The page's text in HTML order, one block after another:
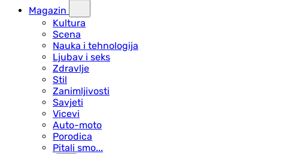
Magazin
Kultura
Scena
Nauka i tehnologija
Ljubav i seks
Zdravlje
Stil
Zanimljivosti
Savjeti
Vicevi
Auto-moto
Porodica
Pitali smo...